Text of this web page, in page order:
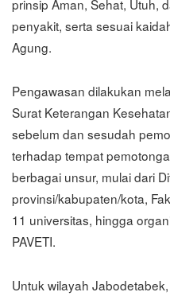
prinsip Aman, Sehat, Utuh,
penyakit, serta sesuai
Agung.
Pengawasan dilakukan
Surat Keterangan
sebelum dan sesudah
terhadap tempat
berbagai unsur, mulai dari
provinsi/kabupaten/kota,
11 universitas, hingga
PAVETI.
Untuk wilayah